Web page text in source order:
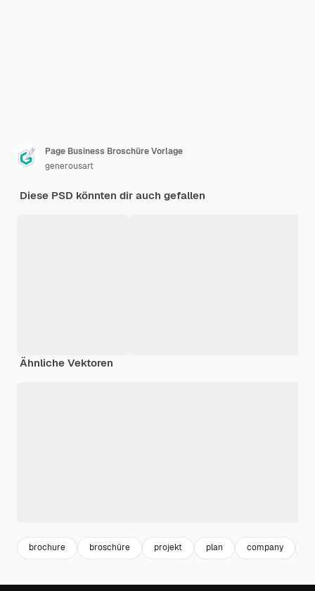
Page Business Broschüre Vorlage
generousart
Diese PSD könnten dir auch gefallen
Ähnliche Vektoren
brochure broschüre projekt plan company